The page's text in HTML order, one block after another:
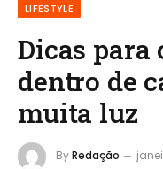
LIFESTYLE
Dicas
dentro de
muita luz
ByRedação